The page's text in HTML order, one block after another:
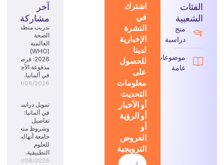
الفئات
الشعبية
منح
دراسية
موضوعات
عامة
اشترك
النشرة
الإخبارية
للحصول
على
معلومات
التحديث
أو الأخبار
أو الرؤية
العروض
الترويجية
آخر
مشاركة
تدريب منظمة
الصحة
العالمية
(WHO)
2026: فرصة
مدفوعة الأجر
في ألمانيا.
09/08/2026
تمويل دراسي
في ألمانيا:
تفاصيل
وشروط منحة
جامعة أنهالت
للعلوم
التطبيقية.
09/08/2026